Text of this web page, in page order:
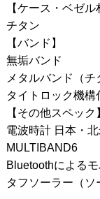
【ケース・ベゼル
チタン
【バンド】
無垢バンド
メタルバンド（チ
タイトロック機構
【その他スペック
電波時計 日本・
MULTIBAND6
Bluetoothによる
タフソーラー（ソ